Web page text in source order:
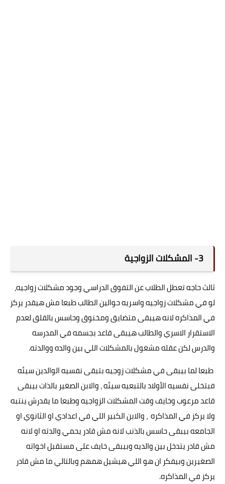
3- المشكلات الزواجية
ثالث حاجه تعطل الطلاب عن التفوق الدراسي وجود مشكلات زواجيه،
لو في مشكلات زواجيه واسريه حوالين الطالب طبعا مش هيقدر يركز
في المذاكره لانه هيبقى متضايق ومخنوق وحاسس بالقلق لعدم
الاستقرار الاسري والطالب هيبقى قاعد بجسمه في المدرسه
والدرس لكن عقله مشغول بالمشكلات اللي بين والده ووالدته.
طبعا لما بيبقى في مشكلات زوجيه بتبقى نفسيه الوالدين سيئه
فبتخلى نفسيه الأولاد بالتبعيه سيئه ، والابن الصغير بالذات بيبقى
قاعد مرعوب وخايف وقت المشكلات الزواجيه وطبعا ما يقدرش ينتبه
ولا يركز في المذاكره ، والابن الكبير اللي في اعدادي او الثانوي او
الجامعه بيبقى حاسس بالذنب لانه مش قادر يحمي والدته او لانه
مش قادر يتدخل بين والديه وبيبقى خايف على مستقبل اخواته
الصغيرين وبيفكر ان هو اللي هيشيل همهم وبالتالي ما مش قادر
يركز في المذاكره.